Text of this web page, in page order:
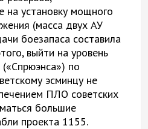
на установку мощного
(масса двух АУ
боезапаса составила
выйти на уровень
(«Спрюэнса») по
эсминцу не
ПЛО советских
большие
проекта 1155.